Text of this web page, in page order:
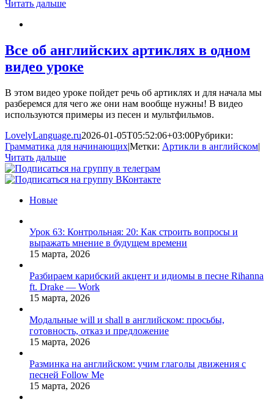
Читать дальше
Все об английских артиклях в одном
видео уроке
В этом видео уроке пойдет речь об артиклях и для начала мы
разберемся для чего же они нам вообще нужны! В видео
используются примеры из песен и мультфильмов.
LovelyLanguage.ru2026-01-05T05:52:06+03:00Рубрики:
Грамматика для начинающих|Метки: Артикли в английском|
Читать дальше
Новые
Урок 63: Контрольная: 20: Как строить вопросы и
выражать мнение в будущем времени
15 марта, 2026
Разбираем карибский акцент и идиомы в песне Rihanna
ft. Drake — Work
15 марта, 2026
Модальные will и shall в английском: просьбы,
готовность, отказ и предложение
15 марта, 2026
Разминка на английском: учим глаголы движения с
песней Follow Me
15 марта, 2026